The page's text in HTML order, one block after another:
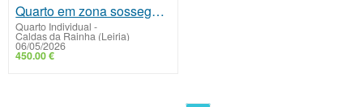
Quarto em zona sossegada
Quarto Individual -
Caldas da Rainha (Leiria)
06/05/2026
450.00 €